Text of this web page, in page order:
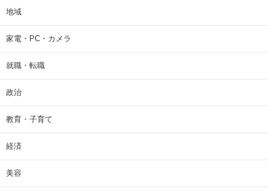
地域
家電・PC・カメラ
就職・転職
政治
教育・子育て
経済
美容